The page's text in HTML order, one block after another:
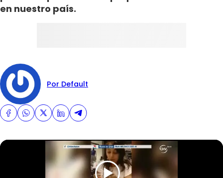
en nuestro país.
Por Default